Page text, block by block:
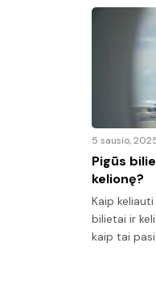
5 sausio,
Pigūs
kelionę?
Kaip
bilietai ir
kaip tai